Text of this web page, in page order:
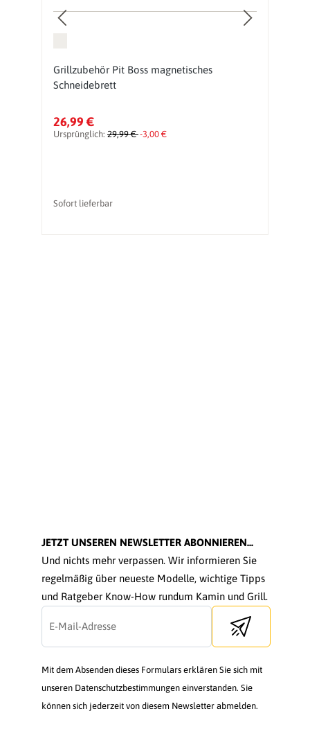
Grillzubehör Pit Boss magnetisches
Schneidebrett
26,99 €
Ursprünglich: 29,99 €-3,00 €
Sofort lieferbar
JETZT UNSEREN NEWSLETTER ABONNIEREN...
Und nichts mehr verpassen. Wir informieren Sie
regelmäßig über neueste Modelle, wichtige Tipps
und Ratgeber Know-How rundum Kamin und Grill.
Send newsletter
Mit dem Absenden dieses Formulars erklären Sie sich mit
unseren Datenschutzbestimmungen einverstanden. Sie
können sich jederzeit von diesem Newsletter abmelden.